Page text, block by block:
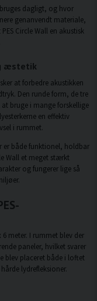
dagligt, og hvor
genanvendt materiale,
Circle Wall en akustisk
æstetik
at forbedre akustikken
Den runde form, de tre
bruge i mange forskellige
en effektiv
i rummet.
er både funktionel, holdbar
Wall et meget stærkt
og fungerer lige så
6 meter. I rummet blev der
paneler, hvilket svarer
blev placeret både i loftet
lydrefleksioner.